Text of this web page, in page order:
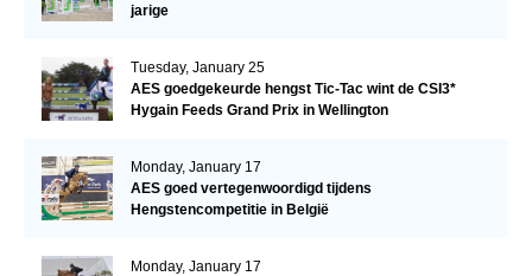
jarige
Tuesday, January 25
AES goedgekeurde hengst Tic-Tac wint de CSI3*
Hygain Feeds Grand Prix in Wellington
Monday, January 17
AES goed vertegenwoordigd tijdens
Hengstencompetitie in België
Monday, January 17